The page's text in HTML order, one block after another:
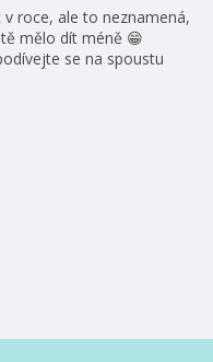
roce, ale to neznamená,
mělo dít méně 😁
se na spoustu